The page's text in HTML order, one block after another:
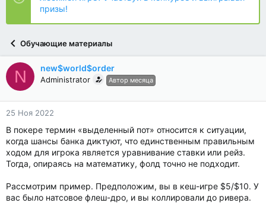
призы!
Обучающие материалы
N new$world$order
Administrator Автор месяца
25 Ноя 2022
В покере термин «выделенный пот» относится к ситуации,
когда шансы банка диктуют, что единственным правильным
ходом для игрока является уравнивание ставки или рейз.
Тогда, опираясь на математику, фолд точно не подходит.
Рассмотрим пример. Предположим, вы в кеш-игре $5/$10. У
вас было натсовое флеш-дро, и вы коллировали до ривера.